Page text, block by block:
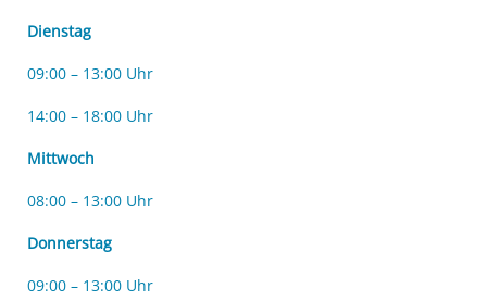
Dienstag
09:00 – 13:00 Uhr
14:00 – 18:00 Uhr
Mittwoch
08:00 – 13:00 Uhr
Donnerstag
09:00 – 13:00 Uhr